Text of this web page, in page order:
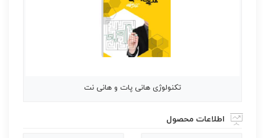
تکنولوژی هانی پات و هانی نت
اطلاعات محصول